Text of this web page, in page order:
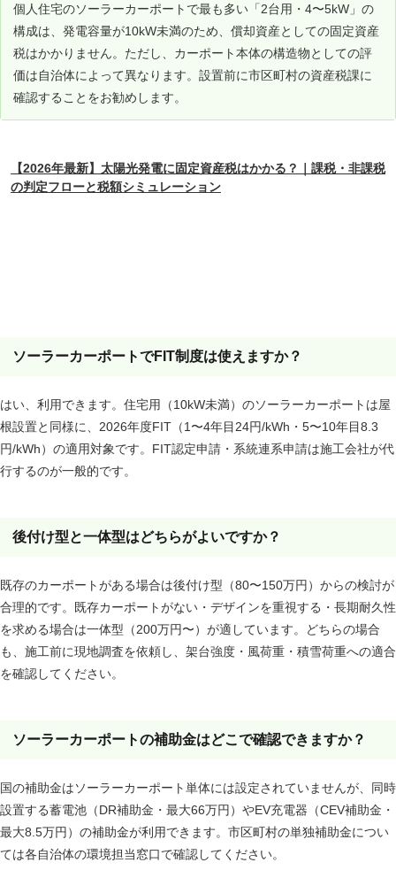
個人住宅のソーラーカーポートで最も多い「2台用・4〜5kW」の
構成は、発電容量が10kW未満のため、償却資産としての固定資産
税はかかりません。ただし、カーポート本体の構造物としての評
価は自治体によって異なります。設置前に市区町村の資産税課に
確認することをお勧めします。
【2026年最新】太陽光発電に固定資産税はかかる？｜課税・非課税
の判定フローと税額シミュレーション
ソーラーカーポートでFIT制度は使えますか？
はい、利用できます。住宅用（10kW未満）のソーラーカーポートは屋
根設置と同様に、2026年度FIT（1〜4年目24円/kWh・5〜10年目8.3
円/kWh）の適用対象です。FIT認定申請・系統連系申請は施工会社が代
行するのが一般的です。
後付け型と一体型はどちらがよいですか？
既存のカーポートがある場合は後付け型（80〜150万円）からの検討が
合理的です。既存カーポートがない・デザインを重視する・長期耐久性
を求める場合は一体型（200万円〜）が適しています。どちらの場合
も、施工前に現地調査を依頼し、架台強度・風荷重・積雪荷重への適合
を確認してください。
ソーラーカーポートの補助金はどこで確認できますか？
国の補助金はソーラーカーポート単体には設定されていませんが、同時
設置する蓄電池（DR補助金・最大66万円）やEV充電器（CEV補助金・
最大8.5万円）の補助金が利用できます。市区町村の単独補助金につい
ては各自治体の環境担当窓口で確認してください。